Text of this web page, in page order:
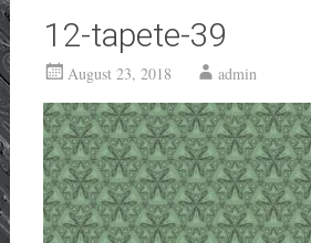
12-tapete-39
August 23, 2018 admin